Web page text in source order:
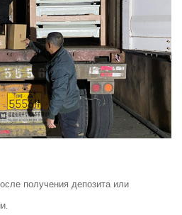
получения депозита или